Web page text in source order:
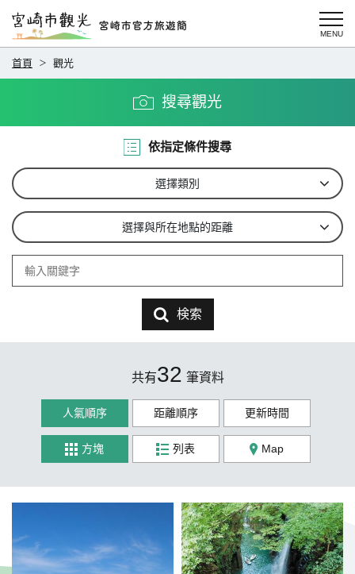
首頁 觀光
搜尋觀光
依指定條件搜尋
選擇類別
選擇與所在地點的距離
検索
共有32 筆資料
人氣順序 距離順序 更新時間
方塊 列表 Map